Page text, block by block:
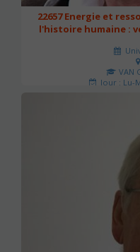
22657 Energie et
l'histoire humaine :
VAN
Jour : Lu-